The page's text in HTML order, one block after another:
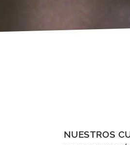
NUESTROS